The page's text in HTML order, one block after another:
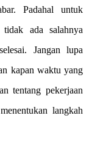
Padahal untuk
tidak ada salahnya
Jangan lupa
kapan waktu yang
tentang pekerjaan
langkah